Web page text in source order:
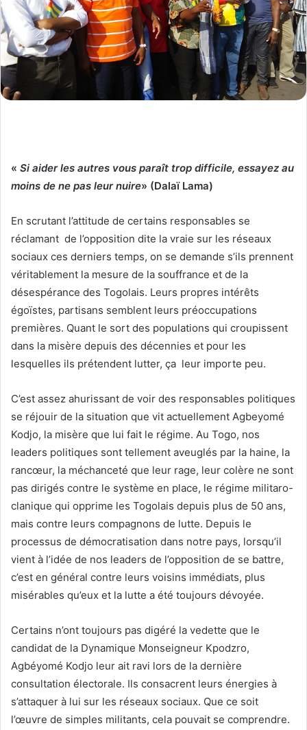
« Si aider les autres vous paraît trop difficile, essayez au
moins de ne pas leur nuire» (Dalaï Lama)
En scrutant l’attitude de certains responsables se
réclamant de l’opposition dite la vraie sur les réseaux
sociaux ces derniers temps, on se demande s’ils prennent
véritablement la mesure de la souffrance et de la
désespérance des Togolais. Leurs propres intérêts
égoïstes, partisans semblent leurs préoccupations
premières. Quant le sort des populations qui croupissent
dans la misère depuis des décennies et pour les
lesquelles ils prétendent lutter, ça leur importe peu.
C’est assez ahurissant de voir des responsables politiques
se réjouir de la situation que vit actuellement Agbeyomé
Kodjo, la misère que lui fait le régime. Au Togo, nos
leaders politiques sont tellement aveuglés par la haine, la
rancœur, la méchanceté que leur rage, leur colère ne sont
pas dirigés contre le système en place, le régime militaro-
clanique qui opprime les Togolais depuis plus de 50 ans,
mais contre leurs compagnons de lutte. Depuis le
processus de démocratisation dans notre pays, lorsqu’il
vient à l’idée de nos leaders de l’opposition de se battre,
c’est en général contre leurs voisins immédiats, plus
misérables qu’eux et la lutte a été toujours dévoyée.
Certains n’ont toujours pas digéré la vedette que le
candidat de la Dynamique Monseigneur Kpodzro,
Agbéyomé Kodjo leur ait ravi lors de la dernière
consultation électorale. Ils consacrent leurs énergies à
s’attaquer à lui sur les réseaux sociaux. Que ce soit
l’œuvre de simples militants, cela pouvait se comprendre.